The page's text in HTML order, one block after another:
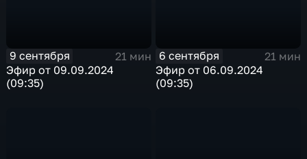
9 сентября
21 мин
Эфир от 09.09.2024
(09:35)
6 сентября
21 мин
Эфир от 06.09.2024
(09:35)